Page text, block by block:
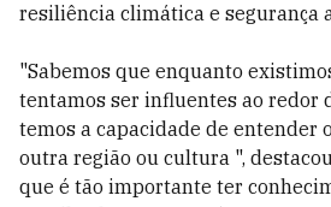
resiliência climática e segurança
"Sabemos que enquanto
tentamos ser influentes ao redor
temos a capacidade de entender
outra região ou cultura ",
que é tão importante ter